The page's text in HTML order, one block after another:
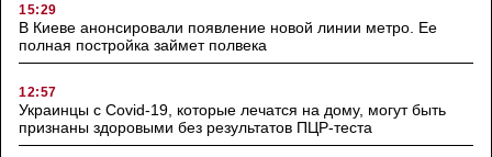
15:29
В Киеве анонсировали появление новой линии метро. Ее
полная постройка займет полвека
12:57
Украинцы с Covid-19, которые лечатся на дому, могут быть
признаны здоровыми без результатов ПЦР-теста